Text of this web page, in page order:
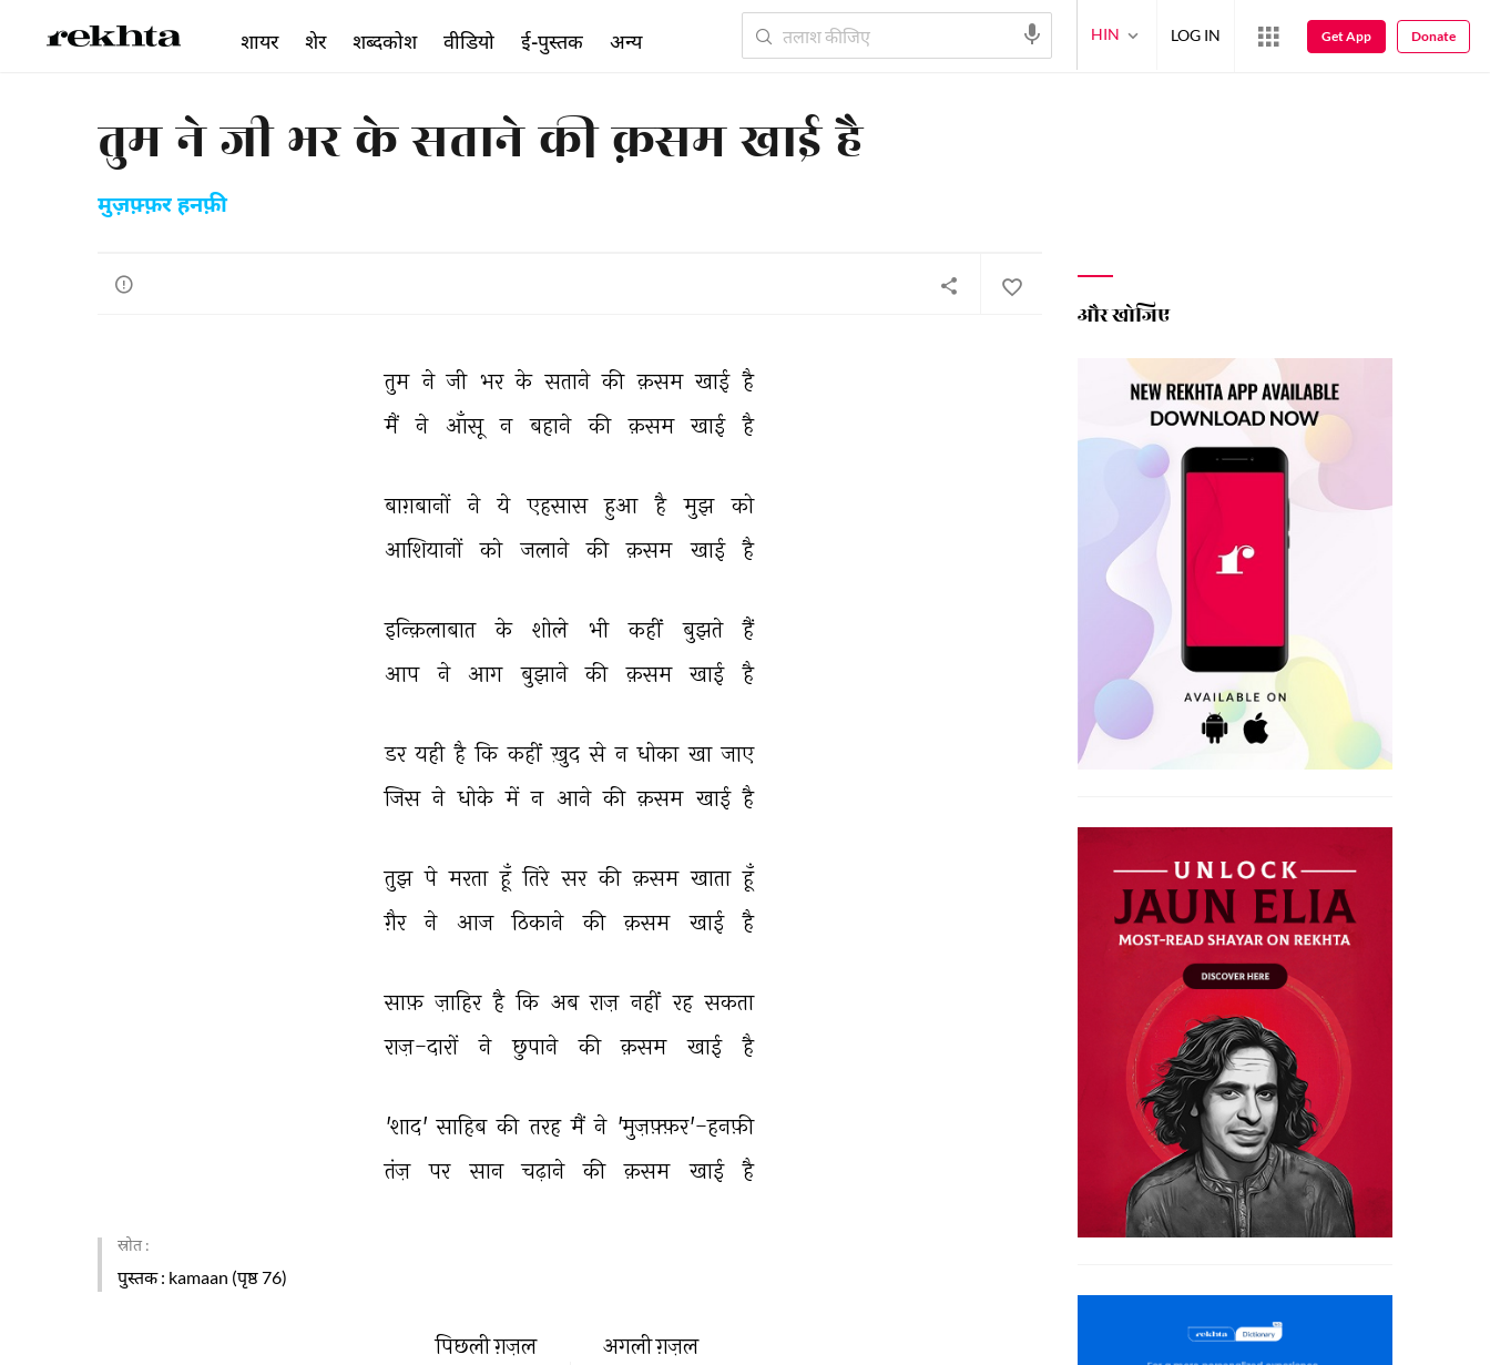
तुम ने जी भर के सताने की क़सम खाई है
मुज़फ़्फ़र हनफ़ी
तुम ने जी भर के सताने की क़सम खाई है
मैं ने आँसू न बहाने की क़सम खाई है
बाग़बानों ने ये एहसास हुआ है मुझ को
आशियानों
को जलाने की क़सम खाई है
इन्क़िलाबात के शोले भी कहीं बुझते
हैं
आप
ने आग बुझाने की क़सम खाई है
डर यही है कि कहीं ख़ुद से न धोका खा जाए
जिस ने धोके में न आने की क़सम खाई है
तुझ पे मरता हूँ तिरे सर की क़सम खाता हूँ
ग़ैर
ने आज ठिकाने की क़सम खाई है
साफ़ ज़ाहिर है कि अब राज़ नहीं रह सकता
राज़-दारों
ने छुपाने की क़सम खाई है
'शाद' साहिब की तरह मैं ने 'मुज़फ़्फ़र'-हनफ़ी
तंज़
पर सान चढ़ाने की क़सम खाई है
स्रोत :
पुस्तक: kamaan (पृष्ठ 76)
अगली ग़ज़ल
पिछली ग़ज़ल
और खोजिए
शायर शेर शब्दकोश वीडियो ई-पुस्तक अन्य HIN LOG IN Get App Donate